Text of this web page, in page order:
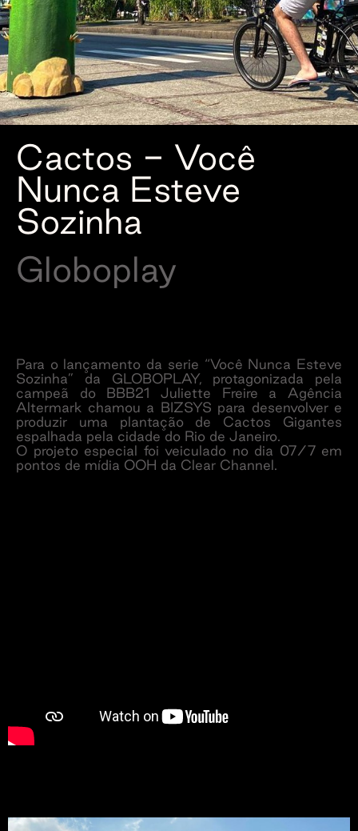
Cactos - Você
Nunca Esteve
Sozinha
Globoplay
Para o lançamento da serie “Você Nunca Esteve
Sozinha” da GLOBOPLAY, protagonizada pela
campeã do BBB21 Juliette Freire a Agência
Altermark chamou a BIZSYS para desenvolver e
produzir uma plantação de Cactos Gigantes
espalhada pela cidade do Rio de Janeiro.
O projeto especial foi veiculado no dia 07/7 em
pontos de mídia OOH da Clear Channel.